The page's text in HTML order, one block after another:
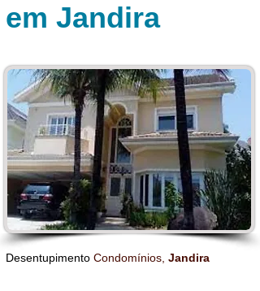
em Jandira
Desentupimento Condomínios, Jandira